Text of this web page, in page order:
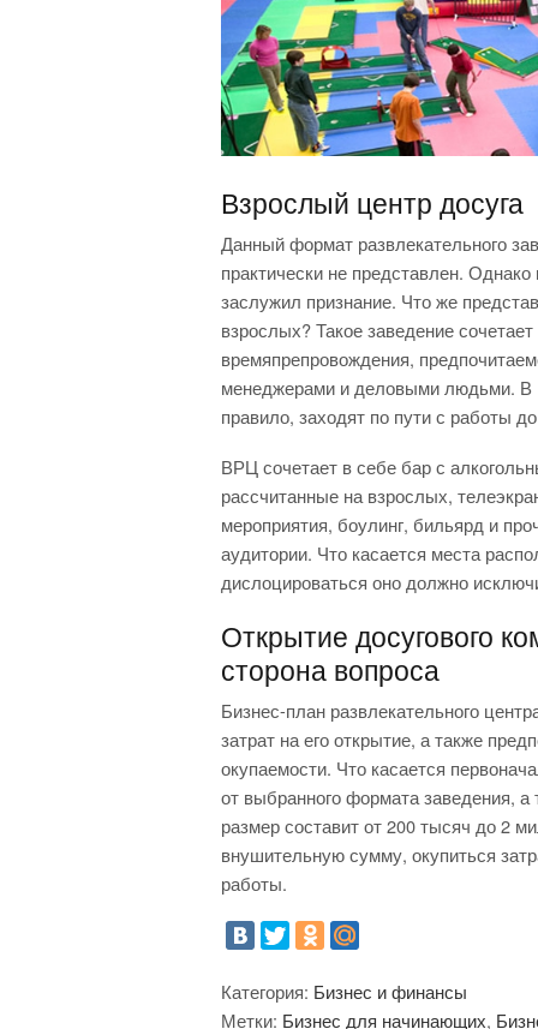
Взрослый центр досуга
Данный формат развлекательного
практически не представлен.
заслужил признание. Что же
взрослых? Такое заведение
времяпрепровождения,
менеджерами и деловыми людьми. В
правило, заходят по пути с работы
ВРЦ сочетает в себе бар с
рассчитанные на взрослых,
мероприятия, боулинг, бильярд и
аудитории. Что касается места
дислоцироваться оно должно
Открытие досугового
сторона вопроса
Бизнес-план развлекательного
затрат на его открытие, а также
окупаемости. Что касается
от выбранного формата заведения, а
размер составит от 200 тысяч до 2
внушительную сумму, окупиться
работы.
Категория: Бизнес и финансы
Метки: Бизнес для начинающих,